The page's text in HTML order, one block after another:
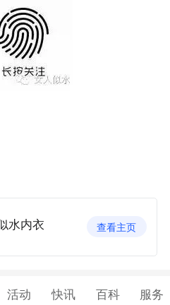
水内衣 查看主页
活动 快讯 百科 服务